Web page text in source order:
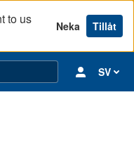
to us
Neka Tillåt
SV